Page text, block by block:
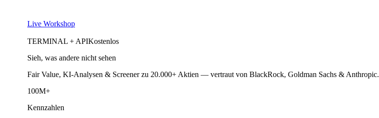
Live Workshop
TERMINAL + APIKostenlos
Sieh, was andere nicht sehen
Fair Value, KI-Analysen & Screener zu 20.000+ Aktien — vertraut von BlackRock, Goldman Sachs & Anthropic.
100M+
Kennzahlen